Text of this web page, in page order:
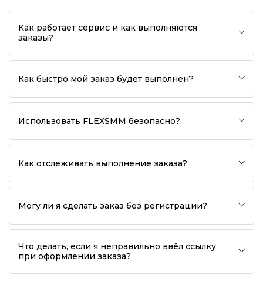
Как работает сервис и как выполняются
заказы?
Как быстро мой заказ будет выполнен?
Использовать FLEXSMM безопасно?
Как отслеживать выполнение заказа?
Могу ли я сделать заказ без регистрации?
Что делать, если я неправильно ввёл ссылку
при оформлении заказа?